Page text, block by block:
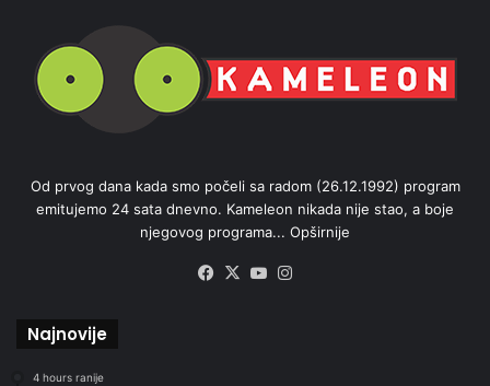
Od prvog dana kada smo počeli sa radom (26.12.1992) program
emitujemo 24 sata dnevno. Kameleon nikada nije stao, a boje
njegovog programa... Opširnije
Facebook
X YouTube
Najnovije
4 hours ranije